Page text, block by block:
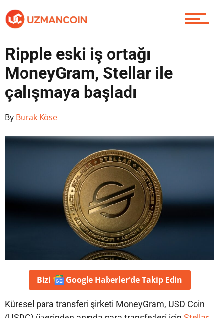
Yazarlardan
Piyasa
Ripple eski iş ortağı
MoneyGram, Stellar ile
çalışmaya başladı
By Burak Köse
Bizi Google Haberler'deTakip Edin
Küresel para transferi şirketi MoneyGram, USD Coin